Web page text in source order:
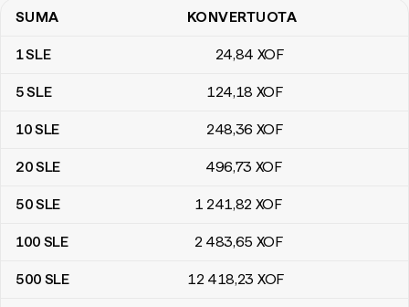
Siera Leonės leonės į CFA BCEAO frankai konvertavimo lentelė
SUMA KONVERTUOTA
1SLE 24,84 XOF
5SLE 124,18 XOF
10SLE 248,36 XOF
20SLE 496,73 XOF
50SLE 1 241,82 XOF
100 SLE 2 483,65 XOF
500 SLE 12 418,23 XOF